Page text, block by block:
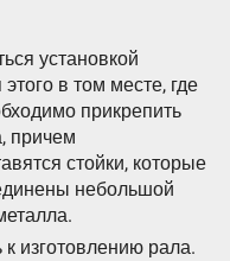
установкой
в том месте, где
прикрепить
причем
стойки, которые
небольшой
изготовлению рала.